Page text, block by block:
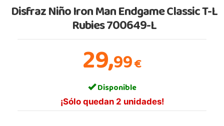
Disfraz Niño Iron Man Endgame Classic T-L
Rubies 700649-L
29,99€
Disponible
¡Sólo quedan 2 unidades!